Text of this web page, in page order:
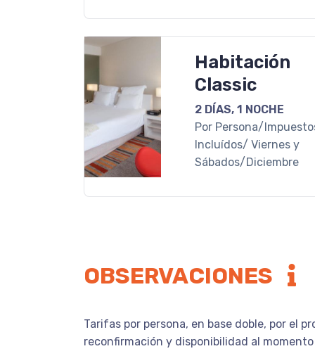
Habitación
Classic
2 DÍAS, 1 NOCHE
Por Persona/
Incluídos/ Viernes y
Sábados/Diciembre
OBSERVACIONES
Tarifas por persona, en base doble, por el
reconfirmación y disponibilidad al